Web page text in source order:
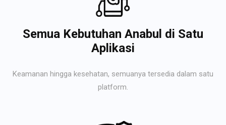
Semua Kebutuhan Anabul di Satu
Aplikasi
Keamanan hingga kesehatan, semuanya tersedia dalam satu
platform.